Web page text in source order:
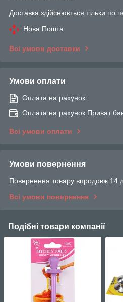
Доставка здійснюється тільки по
Нова Пошта
Всі умови доставки
Умови оплати
Оплата на рахунок
Оплата на рахунок Приват
Всі умови оплати
Умови повернення
Повернення товару впродовж 14
Всі умови повернення
Подібні товари компанії